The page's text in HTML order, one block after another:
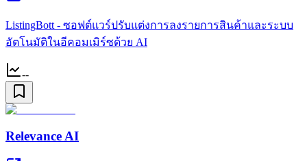
ListingBott - ซอฟต์แวร์ปรับแต่งการลงรายการสินค้าและระบบ
อัตโนมัติในอีคอมเมิร์ซด้วย AI
--
Relevance AI